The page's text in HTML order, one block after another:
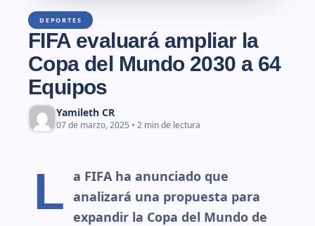
DEPORTES
FIFA evaluará ampliar la
Copa del Mundo 2030 a 64
Equipos
Yamileth CR
07 de marzo, 2025 • 2 min de lectura
L a FIFA ha anunciado que
analizará una propuesta para
expandir la Copa del Mundo de